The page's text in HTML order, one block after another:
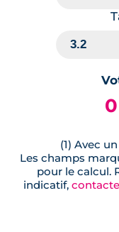
(1) Avec
Les champs
pour le calcul.
indicatif,